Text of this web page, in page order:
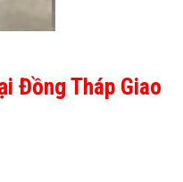
Đồng Tháp Giao